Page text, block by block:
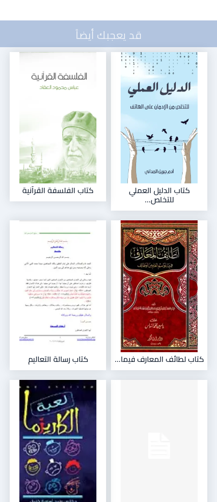
قد يعجبك أيضاً
كتاب الدليل العملي
للتخلص...
كتاب الفلسفة القرآنية
كتاب لطائف المعارف فيما... كتاب رسالة التعاليم